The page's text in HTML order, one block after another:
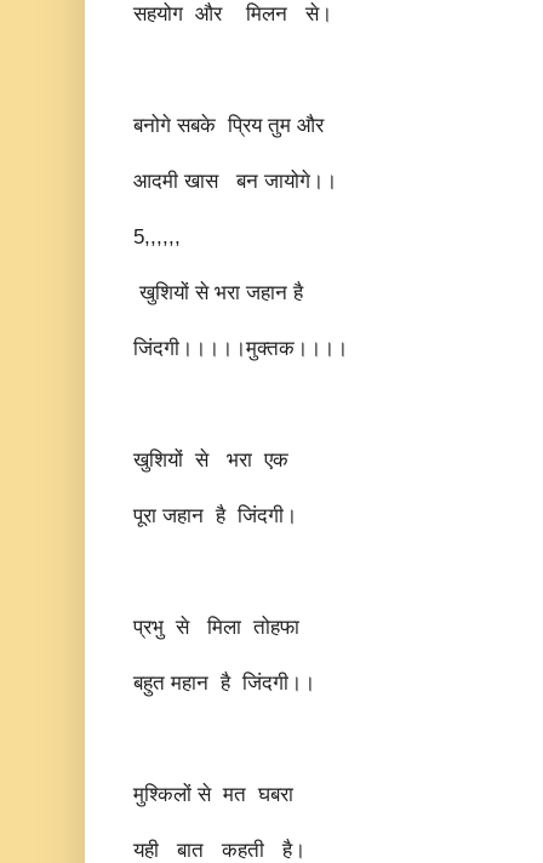
सहयोग और मिलन से।
बनोगे सबके प्रिय तुम और
आदमी खास बन जायोगे।।
5,,,,,,
खुशियों से भरा जहान है
जिंदगी।।।।।मुक्तक।।।।
खुशियों से भरा एक
पूरा जहान है जिंदगी।
प्रभु से मिला तोहफा
बहुत महान है जिंदगी।।
मुश्किलों से मत घबरा
यही बात कहती है।